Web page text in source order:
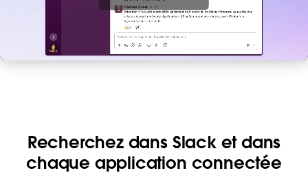
Recherchez dans Slack et dans
chaque application connectée